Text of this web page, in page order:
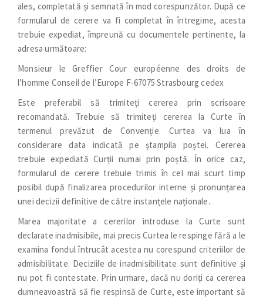
ales, completată și semnată în mod corespunzător. După ce
formularul de cerere va fi completat în întregime, acesta
trebuie expediat, împreună cu documentele pertinente, la
adresa următoare:
Monsieur le Greffier Cour européenne des droits de
l’homme Conseil de l’Europe F-67075 Strasbourg cedex
Este preferabil să trimiteți cererea prin scrisoare
recomandată. Trebuie să trimiteți cererea la Curte în
termenul prevăzut de Convenție. Curtea va lua în
considerare data indicată pe ștampila poștei. Cererea
trebuie expediată Curții numai prin poștă. În orice caz,
formularul de cerere trebuie trimis în cel mai scurt timp
posibil după finalizarea procedurilor interne și pronunțarea
unei decizii definitive de către instanțele naționale.
Marea majoritate a cererilor introduse la Curte sunt
declarate inadmisibile, mai precis Curtea le respinge fără a le
examina fondul întrucât acestea nu corespund criteriilor de
admisibilitate. Deciziile de inadmisibilitate sunt definitive și
nu pot fi contestate. Prin urmare, dacă nu doriți ca cererea
dumneavoastră să fie respinsă de Curte, este important să